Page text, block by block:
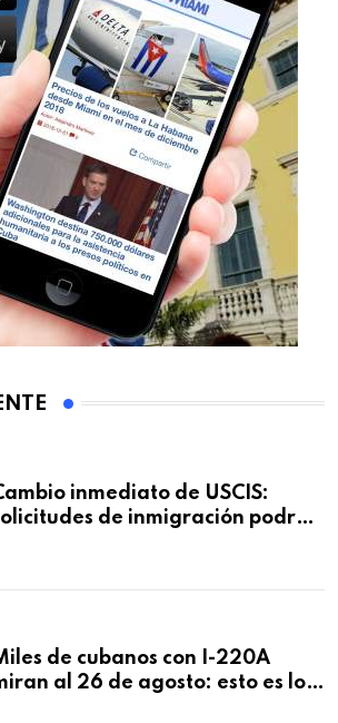
inmediato de USCIS:
de inmigración podrán
de cubanos con I-220A
al 26 de agosto: esto es lo